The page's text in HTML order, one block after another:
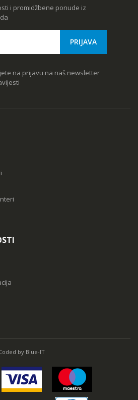
i promidžbene ponude iz
na prijavu na naš newsletter
by Blue-IT